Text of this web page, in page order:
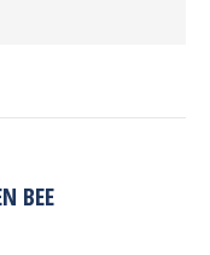
BEE